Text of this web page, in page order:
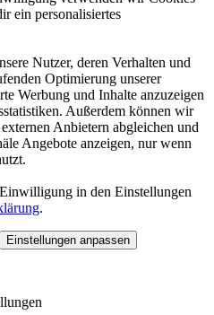
ein personalisiertes
Nutzer, deren Verhalten und
Optimierung unserer
Werbung und Inhalte anzuzeigen
Außerdem können wir
Anbietern abgleichen und
Angebote anzeigen, nur wenn
in den Einstellungen
.
Einstellungen anpassen